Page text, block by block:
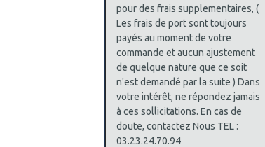
pour des frais supplementaires, (
Les frais de port sont toujours
payés au moment de votre
commande et aucun ajustement
de quelque nature que ce soit
n'est demandé par la suite ) Dans
votre intérêt, ne répondez jamais
à ces sollicitations. En cas de
doute, contactez Nous TEL :
03.23.24.70.94